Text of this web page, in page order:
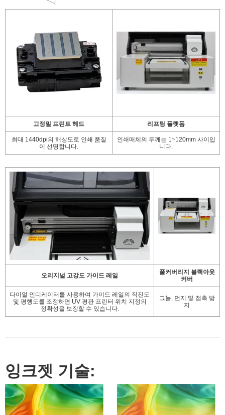
고정밀 프린트 헤드 리프팅 플랫폼
최대 1440dpi의 해상도로 인쇄 품질
이 선명합니다.
인쇄매체의 두께는 1~120mm 사이입
니다.
오리지널 고강도 가이드 레일
풀커버리지 블랙아웃
커버
다이얼 인디케이터를 사용하여 가이드 레일의 직진도
및 평행도를 조정하면 UV 평판 프린터 위치 지정의
정확성을 보장할 수 있습니다.
그늘, 먼지 및 접촉 방
지
잉크젯 기술: